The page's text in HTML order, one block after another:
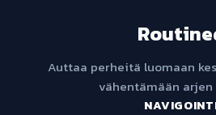
Auttaa perheitä luomaan
vähentämään arjen